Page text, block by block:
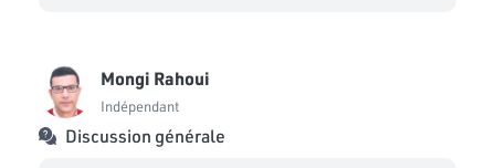
Mongi Rahoui
Indépendant
Discussion générale